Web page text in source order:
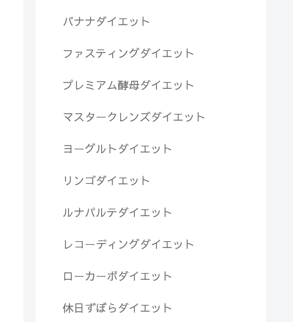
バナナダイエット
ファスティングダイエット
プレミアム酵母ダイエット
マスタークレンズダイエット
ヨーグルトダイエット
リンゴダイエット
ルナパルテダイエット
レコーディングダイエット
ローカーボダイエット
休日ずぼらダイエット